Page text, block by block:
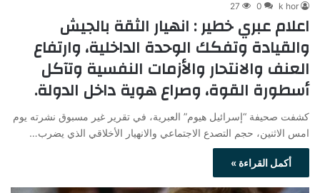
k hor
0
27
اعلام عبري خطير : انهيار الثقة بالجيش
والقيادة وتفكك الوحدة الداخلية، وارتفاع
العنف والانتحار والأزمات النفسية وتآكل
أسطورة القوة، وصراع هوية داخل الدولة.
كشفت صحيفة “إسرائيل هيوم” العبرية، في تقرير غير مسبوق نشرته يوم
امس الاثنين، حجم التصدع الاجتماعي والانهيار الأخلاقي الذي يضرب…
أكمل القراءة »